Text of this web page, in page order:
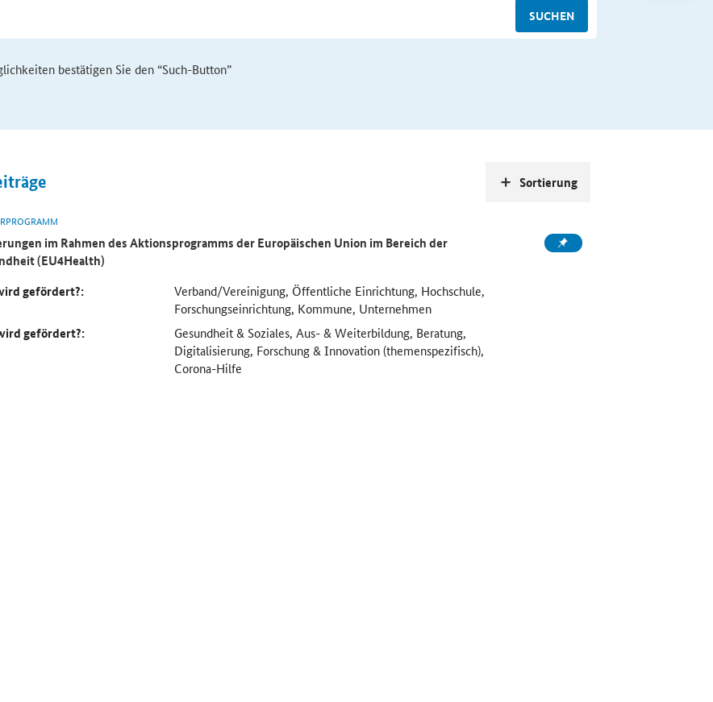
SUCHEN
bestätigen Sie den “Such-Button”
im Rahmen des Aktionsprogramms der Europäischen Union im Bereich der
(EU4Health)
gefördert?:
Verband/Vereinigung, Öffentliche Einrichtung, Hochschule,
Forschungseinrichtung, Kommune, Unternehmen
gefördert?:
Gesundheit & Soziales, Aus- & Weiterbildung, Beratung,
Digitalisierung, Forschung & Innovation (themenspezifisch),
Corona-Hilfe
Sortierung